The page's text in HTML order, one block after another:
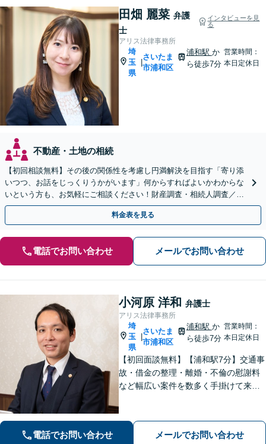
田畑 麗菜 弁護
士
インタビューを見
る
アリス法律事務所
埼
玉
県
|
さいたま
市浦和区
浦和駅 か
ら徒歩7分
営業時間：
本日定休日
不動産・土地の相続
【初回相談無料】その後の関係性を考慮し円満解決を目指す「寄り添
いつつ、お話をじっくりうかがいます」何からすればよいかわからな
いという方も、お気軽にご相談ください！財産調査・相続人調査／相
続放棄／使い込み／遺留分侵害額請求ほか
料金表を見る
電話でお問い合わせ メールでお問い合わせ
小河原 洋和 弁護士
アリス法律事務所
埼
玉
県
|
さいたま
市浦和区
浦和駅 か
ら徒歩7分
営業時間：
本日定休日
【初回面談無料】【浦和駅7分】交通事
故・借金の整理・離婚・不倫の慰謝料
など幅広い案件を数多く手掛けて来ま
出すことを心がけています。まずはご
相談ください。
電話でお問い合わせ メールでお問い合わせ